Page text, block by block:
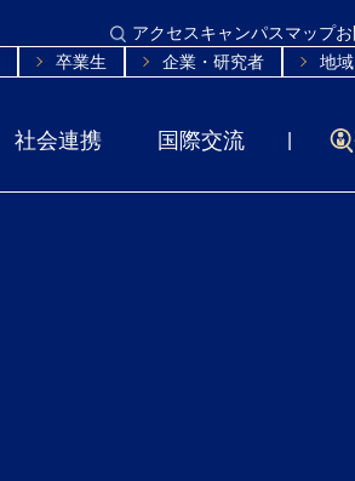
アクセスキャンパスマップ
卒業生 企業・研究者 地
社会連携 国際交流